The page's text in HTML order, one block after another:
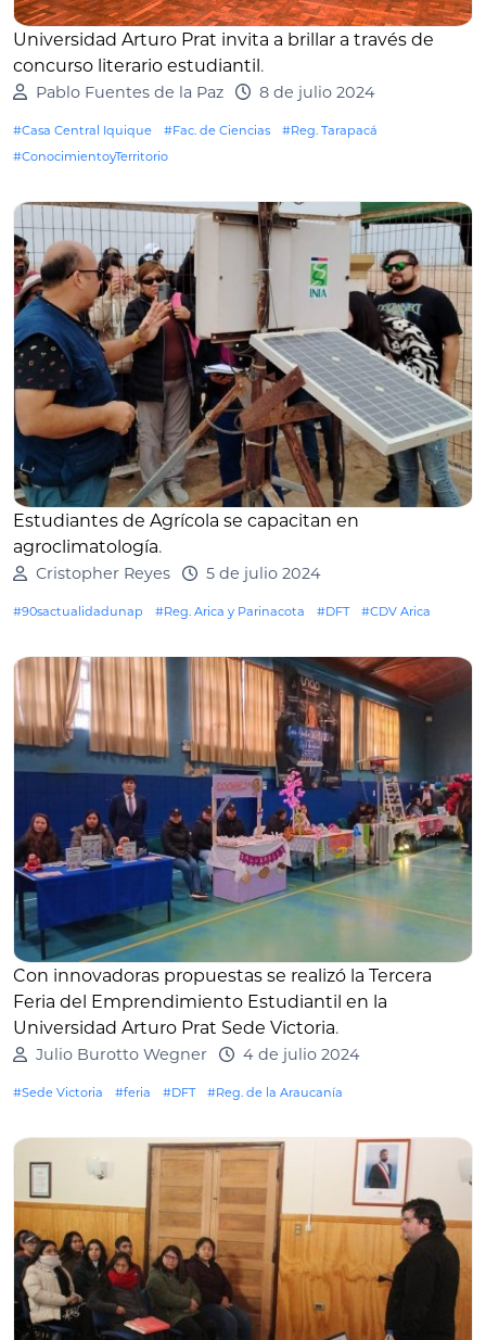
Universidad Arturo Prat invita a brillar a través de
concurso literario estudiantil.
Pablo Fuentes de la Paz 8 de julio 2024
#Casa Central Iquique #Fac. de Ciencias
#Reg. Tarapacá
#ConocimientoyTerritorio
Estudiantes de Agrícola se capacitan en
agroclimatología.
Cristopher Reyes 5 de julio 2024
#90sactualidadunap #Reg. Arica y Parinacota #DFT #CDV Arica
Con innovadoras propuestas se realizó la Tercera
Feria del Emprendimiento Estudiantil en la
Universidad Arturo Prat Sede Victoria.
Julio Burotto Wegner 4 de julio 2024
#Sede Victoria #feria #DFT #Reg. de la Araucanía